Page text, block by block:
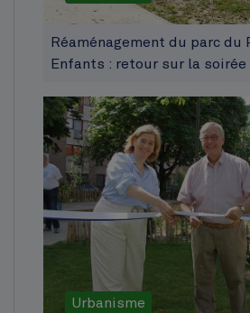
Réaménagement du parc du
Enfants : retour sur la soirée
Urbanisme